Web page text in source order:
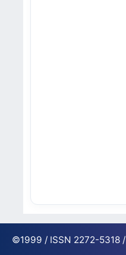
©1999 / ISSN 2272-5318 /